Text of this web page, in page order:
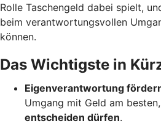
Rolle Taschengeld dabei spielt,
beim verantwortungsvollen
können.
Das Wichtigste in
Eigenverantwortung
Umgang mit Geld am
entscheiden dürfen.